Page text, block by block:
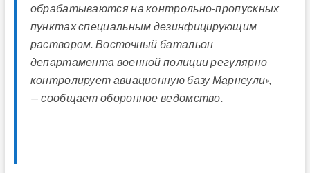
обрабатываются на контрольно-пропускных
пунктах специальным дезинфицирующим
раствором. Восточный батальон
департамента военной полиции регулярно
контролирует авиационную базу Марнеули»,
— сообщает оборонное ведомство.